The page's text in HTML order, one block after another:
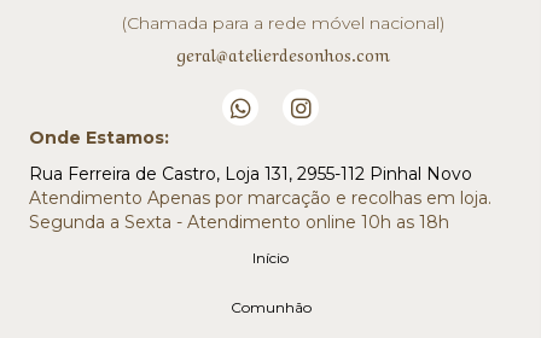
(Chamada para a rede móvel nacional)
geral@atelierdesonhos.com
Onde Estamos:
Rua Ferreira de Castro, Loja 131, 2955-112 Pinhal Novo
Atendimento Apenas por marcação e recolhas em loja.
Segunda a Sexta - Atendimento online 10h as 18h
Início
Comunhão